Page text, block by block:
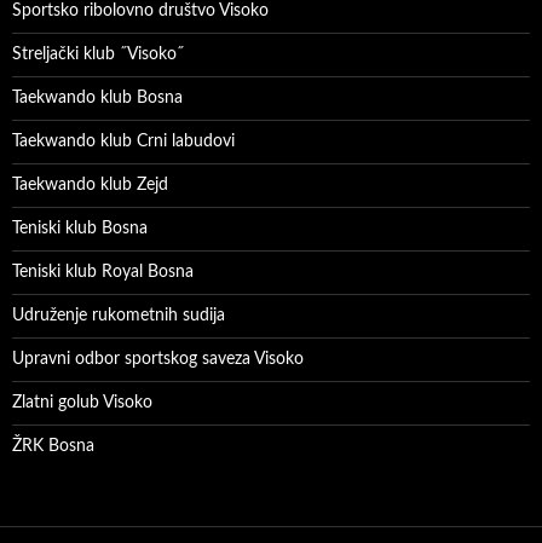
Sportsko ribolovno društvo Visoko
Streljački klub ˝Visoko˝
Taekwando klub Bosna
Taekwando klub Crni labudovi
Taekwando klub Zejd
Teniski klub Bosna
Teniski klub Royal Bosna
Udruženje rukometnih sudija
Upravni odbor sportskog saveza Visoko
Zlatni golub Visoko
ŽRK Bosna